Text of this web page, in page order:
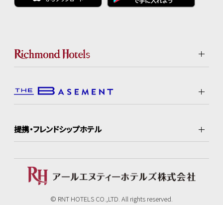
提携・フレンドシップホテル
© RNT HOTELS CO.,LTD. All rights reserved.